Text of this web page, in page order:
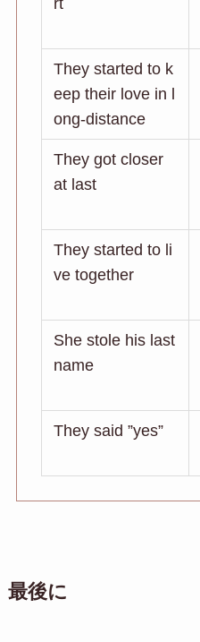
rt
They started to k
eep their love in l
ong-distance
They got closer
at last
They started to li
ve together
She stole his last
name
They said ”yes”
最後に